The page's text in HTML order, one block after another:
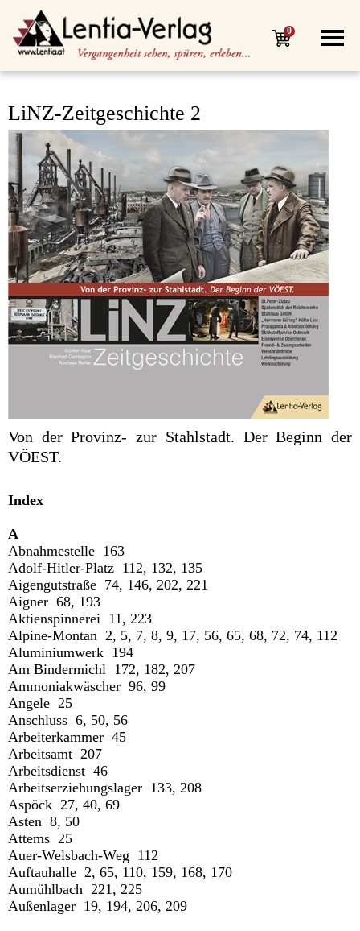
0
LiNZ-Zeitgeschichte 2
Von der Provinz- zur Stahlstadt. Der Beginn der
VÖEST.
Index
A
Abnahmestelle 163
Adolf-Hitler-Platz 112, 132, 135
Aigengutstraße 74, 146, 202, 221
Aigner 68, 193
Aktienspinnerei 11, 223
Alpine-Montan 2, 5, 7, 8, 9, 17, 56, 65, 68, 72, 74, 112
Aluminiumwerk 194
Am Bindermichl 172, 182, 207
Ammoniakwäscher 96, 99
Angele 25
Anschluss 6, 50, 56
Arbeiterkammer 45
Arbeitsamt 207
Arbeitsdienst 46
Arbeitserziehungslager 133, 208
Aspöck 27, 40, 69
Asten 8, 50
Attems 25
Auer-Welsbach-Weg 112
Auftauhalle 2, 65, 110, 159, 168, 170
Aumühlbach 221, 225
Außenlager 19, 194, 206, 209